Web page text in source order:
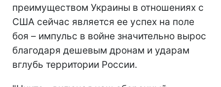
преимуществом Украины в отношениях с
США сейчас является ее успех на поле
боя – импульс в войне значительно вырос
благодаря дешевым дронам и ударам
вглубь территории России.